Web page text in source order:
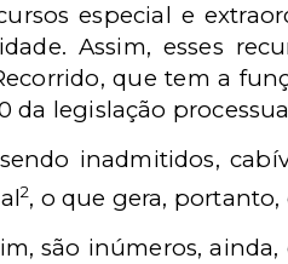
especial e
Assim, esses
que tem a
da legislação
inadmitidos,
2, o que gera,
são inúmeros,